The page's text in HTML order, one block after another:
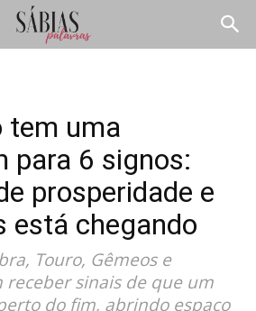
tem uma
para 6 signos:
prosperidade e
está chegando
Touro, Gêmeos e
receber sinais de que um
do fim, abrindo espaço